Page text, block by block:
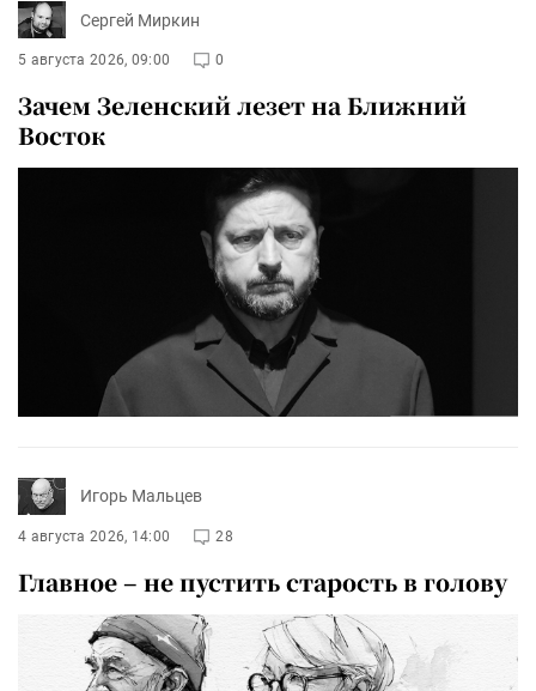
Сергей Миркин
5 августа 2026, 09:00 0
Зачем Зеленский лезет на Ближний
Восток
Игорь Мальцев
4 августа 2026, 14:00 28
Главное – не пустить старость в голову